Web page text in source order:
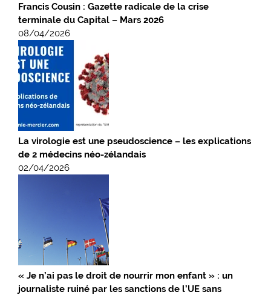
Francis Cousin : Gazette radicale de la crise
terminale du Capital – Mars 2026
08/04/2026
La virologie est une pseudoscience – les explications
de 2 médecins néo-zélandais
02/04/2026
« Je n’ai pas le droit de nourrir mon enfant » : un
journaliste ruiné par les sanctions de l’UE sans